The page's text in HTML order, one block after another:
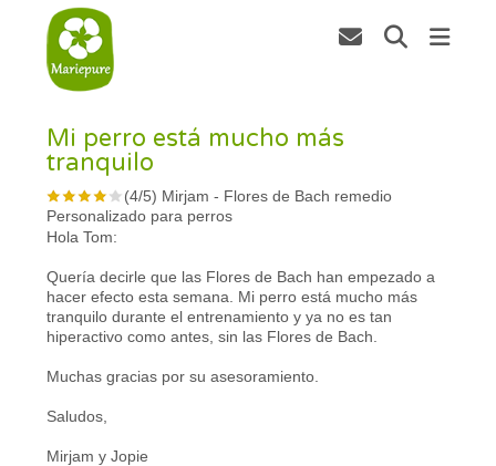
Mi perro está mucho más
tranquilo
(4/5) Mirjam - Flores de Bach remedio
Personalizado para perros
Hola Tom:
Quería decirle que las Flores de Bach han empezado a
hacer efecto esta semana. Mi perro está mucho más
tranquilo durante el entrenamiento y ya no es tan
hiperactivo como antes, sin las Flores de Bach.
Muchas gracias por su asesoramiento.
Saludos,
Mirjam y Jopie